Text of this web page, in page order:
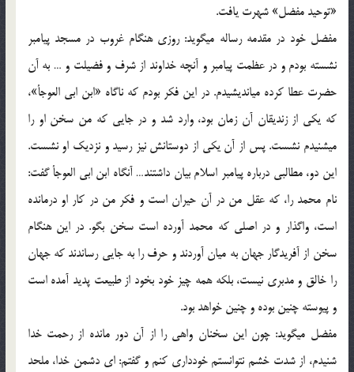
«توحید مفضل» شهرت یافت.
مفضل خود در مقدمه رساله می‏گوید: روزی هنگام غروب در مسجد پیامبر
نشسته بودم و در عظمت پیامبر و آن‏چه خداوند از شرف و فضیلت و … به آن
حضرت عطا كرده می‏اندیشیدم. در این فكر بودم كه ناگاه «ابن ابی العوجأ»،
كه یكی از زندیقان آن زمان بود، وارد شد و در جایی كه من سخن او را
می‏شنیدم نشست. پس از آن یكی از دوستانش نیز رسید و نزدیك او نشست.
این دو، مطالبی درباره پیامبر اسلام بیان داشتند… آنگاه ابن ابی العوجأ گفت:
نام محمد را، كه عقل من در آن حیران است و فكر من در كار او درمانده
است، واگذار و در اصلی كه محمد آورده است سخن بگو. در این هنگام
سخن از آفریدگار جهان به میان آوردند و حرف را به جایی رساندند كه جهان
را خالق و مدبری نیست، بلكه همه چیز خود بخود از طبیعت پدید آمده است
و پیوسته چنین بوده و چنین خواهد بود.
مفضل می‏گوید: چون این سخنان واهی را از آن دور مانده از رحمت خدا
شنیدم، از شدت خشم نتوانستم خودداری كنم و گفتم: ای دشمن خدا، ملحد